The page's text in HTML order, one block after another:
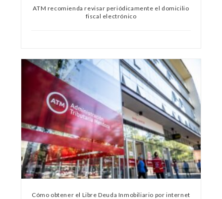
ATM recomienda revisar periódicamente el domicilio
fiscal electrónico
Cómo obtener el Libre Deuda Inmobiliario por internet